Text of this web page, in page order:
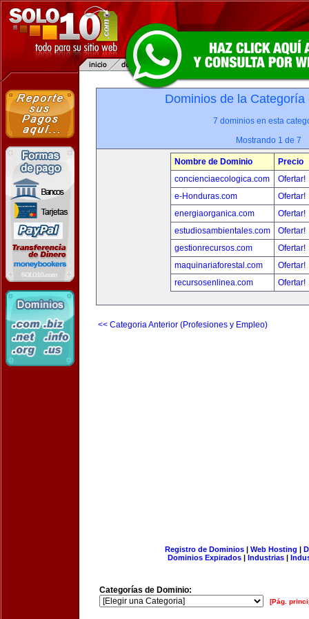
Dominios de la
7 dominios en esta
Mostrando 1 de 7
Nombre de Dominio
Precio
concienciaecologica.com
Ofertar!
e-Honduras.com
Ofertar!
energiaorganica.com
Ofertar!
estudiosambientales.com
Ofertar!
gestionrecursos.com
Ofertar!
maquinariaforestal.com
Ofertar!
recursosenlinea.com
Ofertar!
<< Categoria Anterior (Profesiones y Empleo)
Registro de Dominios| Web Hosting |
Dominios Expirados | Industrias |
Categorías de Dominio:
[Pág.